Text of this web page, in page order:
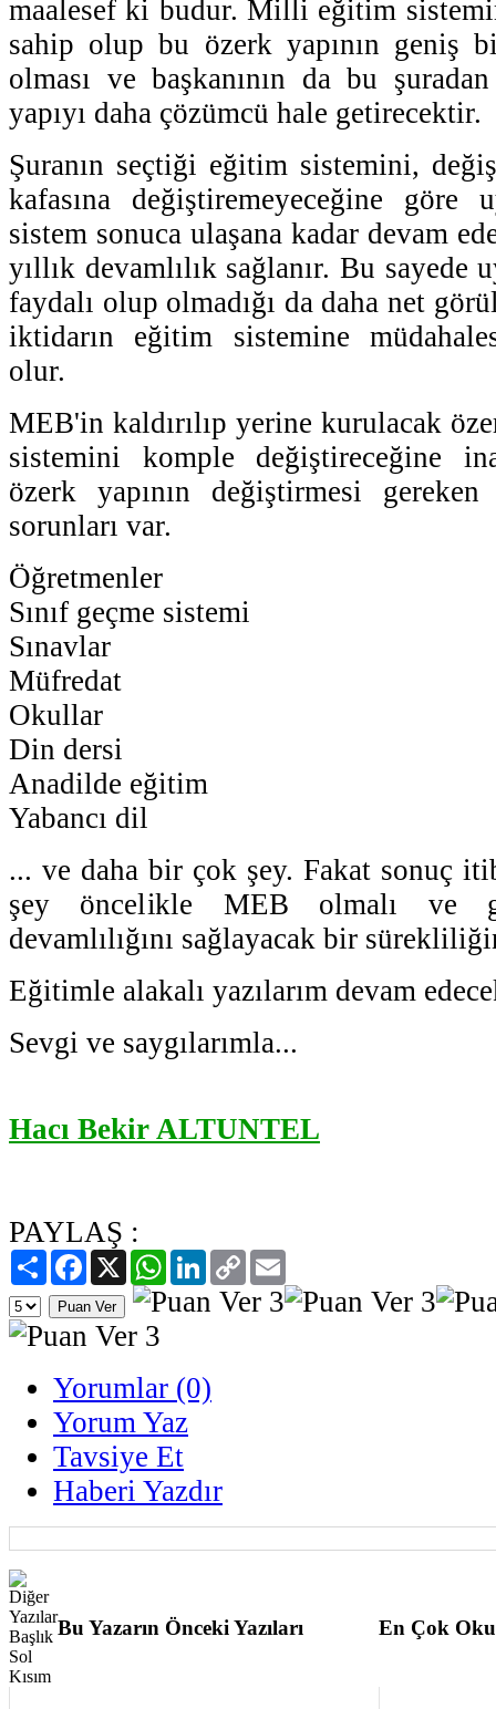
maalesef ki budur. Milli eğitim
sahip olup bu özerk yapının geniş
olması ve başkanının da bu
yapıyı daha çözümcü hale getirecektir.
Şuranın seçtiği eğitim sistemini,
kafasına değiştiremeyeceğine göre
sistem sonuca ulaşana kadar devam
yıllık devamlılık sağlanır. Bu sayede
faydalı olup olmadığı da daha net
iktidarın eğitim sistemine
olur.
MEB'in kaldırılıp yerine kurulacak
sistemini komple değiştireceğine
özerk yapının değiştirmesi
sorunları var.
Öğretmenler
Sınıf geçme sistemi
Sınavlar
Müfredat
Okullar
Din dersi
Anadilde eğitim
Yabancı dil
... ve daha bir çok şey. Fakat sonuç
şey öncelikle MEB olmalı ve
devamlılığını sağlayacak bir
Eğitimle alakalı yazılarım devam
Sevgi ve saygılarımla...
Hacı Bekir ALTUNTEL
PAYLAŞ :
PaylaşFacebook
X WhatsAppLinkedIn
Copy
Link
Yorumlar (0)
Yorum Yaz
Tavsiye Et
Haberi Yazdır
Bu Yazarın Önceki Yazıları En Çok